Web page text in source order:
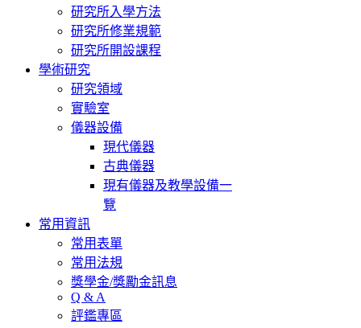
研究所入學方法
研究所修業規範
研究所開設課程
學術研究
研究領域
實驗室
儀器設備
現代儀器
古典儀器
現有儀器及教學設備一
覽
常用資訊
常用表單
常用法規
獎學金/獎勵金訊息
Q & A
評鑑專區